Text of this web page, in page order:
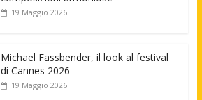
19 Maggio 2026
Michael Fassbender, il look al festival
di Cannes 2026
19 Maggio 2026